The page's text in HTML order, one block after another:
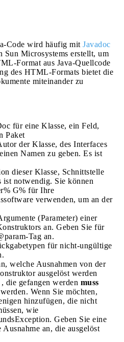
Code wird häufig mit Javadoc
Sun Microsystems erstellt, um
Format aus Java-Quellcode
des HTML-Formats bietet die
miteinander zu
für eine Klasse, ein Feld,
Paket
der Klasse, des Interfaces
Namen zu geben. Es ist
dieser Klasse, Schnittstelle
ist notwendig. Sie können
G% für Ihre
verwenden, um an der
(Parameter) einer
an. Geben Sie für
Tag an.
für nicht-ungültige
welche Ausnahmen von der
ausgelöst werden
die gefangen werden muss
Wenn Sie möchten,
hinzufügen, die nicht
wie
Geben Sie eine
an, die ausgelöst